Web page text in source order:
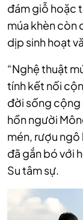
đám giỗ hoặc
múa khèn còn
dịp sinh hoạt
“Nghệ thuật
tính kết nối
đời sống cộng
hồn người
mén, rượu
đã gắn bó với
Su tâm sự.